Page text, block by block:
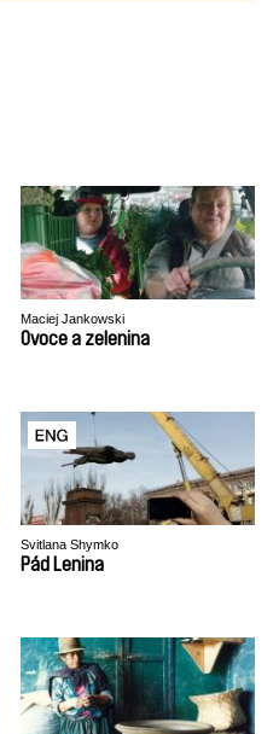
Maciej Jankowski
Ovoce a zelenina
Svitlana Shymko
Pád Lenina